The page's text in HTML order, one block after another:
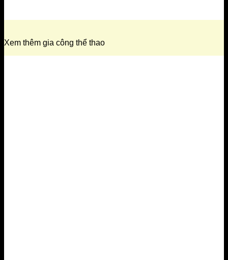
Xem thêm gia công thể thao